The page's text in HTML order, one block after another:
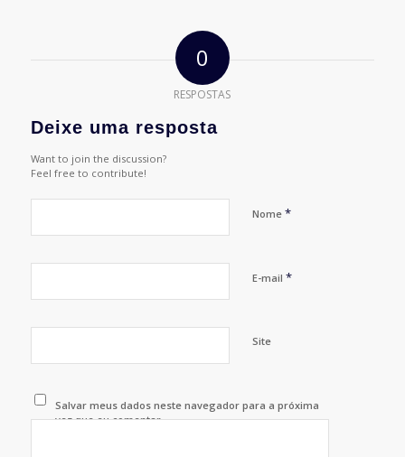
0
RESPOSTAS
Deixe uma resposta
Want to join the discussion?
Feel free to contribute!
Nome *
E-mail *
Site
Salvar meus dados neste navegador para a próxima
vez que eu comentar.